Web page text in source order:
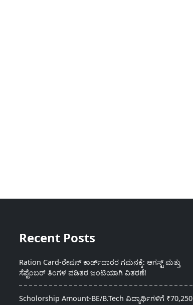
Recent Posts
Ration Card-ರೇಷನ್ ಕಾರ್ಡ್‍ದಾರರ ಗಮನಕ್ಕೆ: ಆಗಸ್ಟ್ ಮತ್ತು
ಸೆಪ್ಟೆಂಬರ್ ತಿಂಗಳ ಪಡಿತರ ಜಂಟಿಯಾಗಿ ವಿತರಣೆ!
Scholorship Amount-BE/B.Tech ವಿದ್ಯಾರ್ಥಿಗಳಿಗೆ ₹70,250